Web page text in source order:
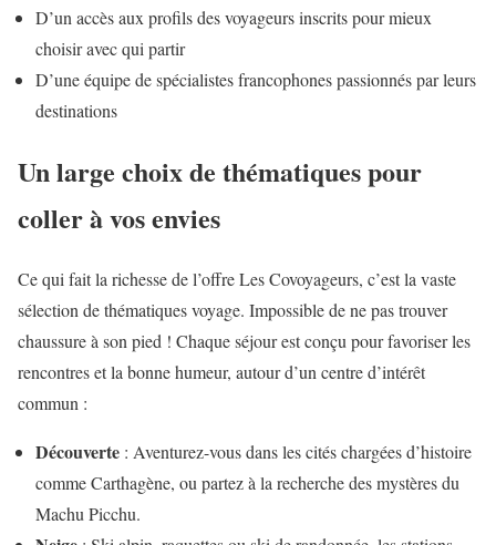
D’un accès aux profils des voyageurs inscrits pour mieux
choisir avec qui partir
D’une équipe de spécialistes francophones passionnés par leurs
destinations
Un large choix de thématiques pour
coller à vos envies
Ce qui fait la richesse de l’offre Les Covoyageurs, c’est la vaste
sélection de thématiques voyage. Impossible de ne pas trouver
chaussure à son pied ! Chaque séjour est conçu pour favoriser les
rencontres et la bonne humeur, autour d’un centre d’intérêt
commun :
Découverte : Aventurez-vous dans les cités chargées d’histoire
comme Carthagène, ou partez à la recherche des mystères du
Machu Picchu.